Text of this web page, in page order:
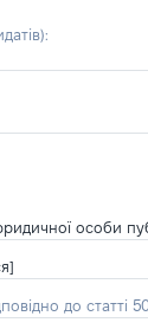
:
особи
до статті